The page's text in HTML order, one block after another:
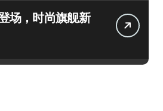
场，时尚旗舰新